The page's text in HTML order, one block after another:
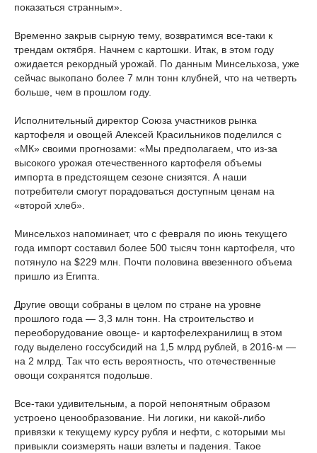
показаться странным».
Временно закрыв сырную тему, возвратимся все-таки к
трендам октября. Начнем с картошки. Итак, в этом году
ожидается рекордный урожай. По данным Минсельхоза, уже
сейчас выкопано более 7 млн тонн клубней, что на четверть
больше, чем в прошлом году.
Исполнительный директор Союза участников рынка
картофеля и овощей Алексей Красильников поделился с
«МК» своими прогнозами: «Мы предполагаем, что из-за
высокого урожая отечественного картофеля объемы
импорта в предстоящем сезоне снизятся. А наши
потребители смогут порадоваться доступным ценам на
«второй хлеб».
Минсельхоз напоминает, что с февраля по июнь текущего
года импорт составил более 500 тысяч тонн картофеля, что
потянуло на $229 млн. Почти половина ввезенного объема
пришло из Египта.
Другие овощи собраны в целом по стране на уровне
прошлого года — 3,3 млн тонн. На строительство и
переоборудование овоще- и картофелехранилищ в этом
году выделено госсубсидий на 1,5 млрд рублей, в 2016-м —
на 2 млрд. Так что есть вероятность, что отечественные
овощи сохранятся подольше.
Все-таки удивительным, а порой непонятным образом
устроено ценообразование. Ни логики, ни какой-либо
привязки к текущему курсу рубля и нефти, с которыми мы
привыкли соизмерять наши взлеты и падения. Такое